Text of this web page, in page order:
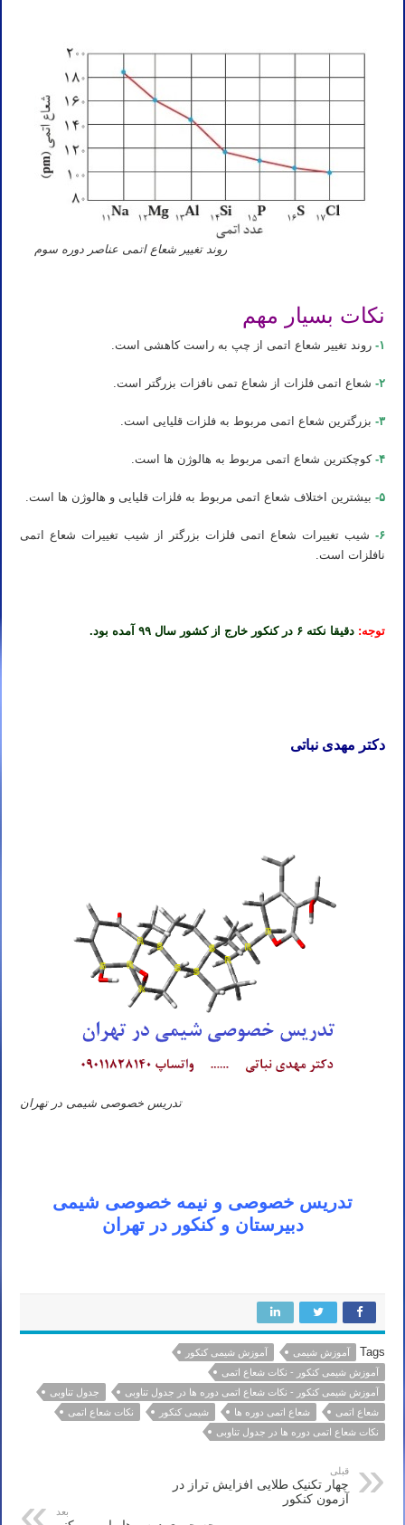
روند تغییر شعاع اتمی عناصر دوره سوم
نکات بسیار مهم
۱- روند تغییر شعاع اتمی از چپ به راست کاهشی است.
۲- شعاع اتمی فلزات از شعاع تمی نافزات بزرگتر است.
۳- بزرگترین شعاع اتمی مربوط به فلزات قلیایی است.
۴- کوچکترین شعاع اتمی مربوط به هالوژن ها است.
۵- بیشترین اختلاف شعاع اتمی مربوط به فلزات قلیایی و هالوژن ها است.
۶-
شیب تغییرات شعاع اتمی فلزات بزرگتر از شیب تغییرات شعاع اتمی
نافلزات است.
توجه: دقیقا نکته ۶ در کنکور خارج از کشور سال ۹۹ آمده بود.
دکتر مهدی نباتی
تدریس خصوصی شیمی در تهران
تدریس خصوصی و نیمه خصوصی شیمی
دبیرستان و کنکور در تهران
Tags آموزش شیمی
آموزش شیمی کنکور
آموزش شیمی کنکور - نکات شعاع اتمی
آموزش شیمی کنکور - نکات شعاع اتمی دوره ها در جدول تناوبی
جدول تناوبی
شعاع اتمی
شعاع اتمی دوره ها شیمی کنکور
نکات شعاع اتمی
نکات شعاع اتمی دوره ها در جدول تناوبی
قبلی
چهار تکنیک طلایی افزایش تراز در
آزمون کنکور
بعد